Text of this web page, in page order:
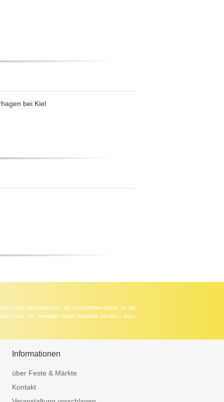
bei Kiel
Fehler einschleichen. Wir übernehmen daher für die
bzw. der jeweiligen Stadt eingeholt werden - dazu
Informationen
über Feste & Märkte
Kontakt